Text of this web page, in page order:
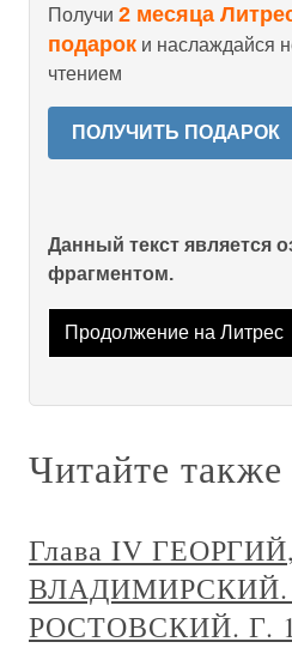
Получи 2 месяца
подарок и наслаждайся
чтением
ПОЛУЧИТЬ ПОДАРОК
Данный текст является
фрагментом.
Продолжение на Литрес
Читайте также
Глава IV
РОСТОВСКИЙ. Г.